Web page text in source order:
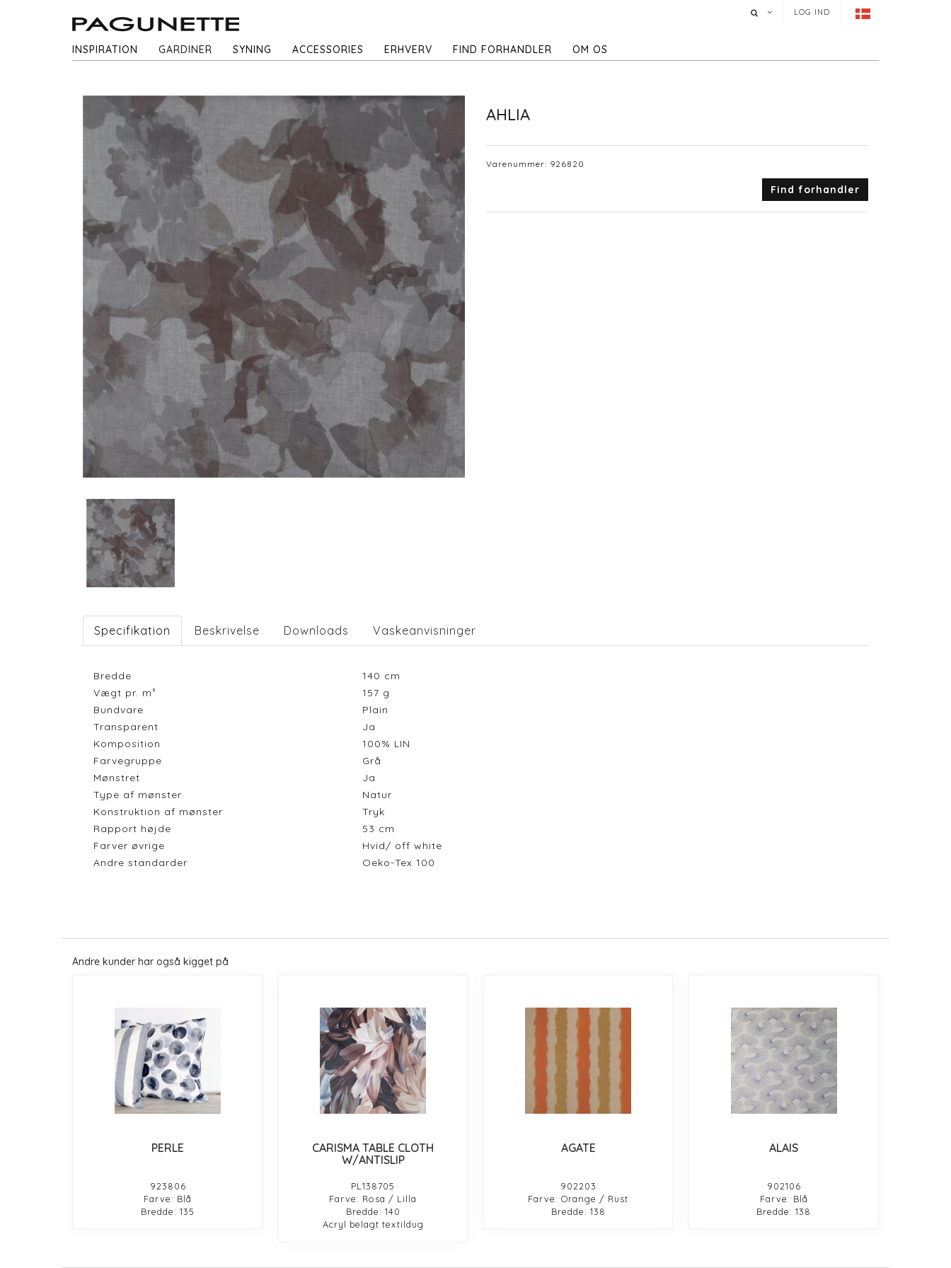
LOG IND
INSPIRATION GARDINER SYNING ACCESSORIES ERHVERV FIND FORHANDLER OM OS
AHLIA
Varenummer: 926820
Find forhandler
Specifikation Beskrivelse Downloads Vaskeanvisninger
Bredde 140 cm
Vægt pr. m²
157 g
Bundvare
Plain
Transparent
Ja
Komposition
100% LIN
Farvegruppe
Grå
Mønstret
Ja
Type af mønster
Natur
Konstruktion af mønster
Tryk
Rapport højde
53 cm
Farver øvrige
Hvid/ off white
Andre standarder
Oeko-Tex 100
Andre kunder har også kigget på
PERLE
923806
Farve: Blå
Bredde: 135
CARISMA TABLE CLOTH
W/ANTISLIP
PL138705
Farve: Rosa / Lilla
Bredde: 140
Acryl belagt textildug
AGATE
902203
Farve: Orange / Rust
Bredde: 138
ALAIS
902106
Farve: Blå
Bredde: 138